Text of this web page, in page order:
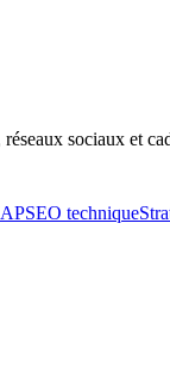
sociaux et
SEO technique